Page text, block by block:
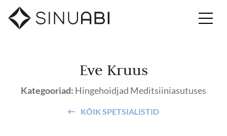
Eve Kruus
Kategooriad: Hingehoidjad Meditsiiniasutuses
KÕIK SPETSIALISTID